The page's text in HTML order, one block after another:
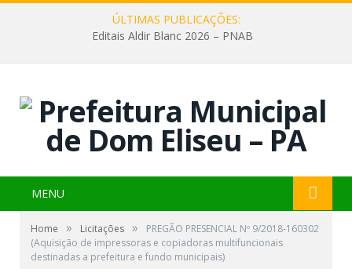
ÚLTIMAS PUBLICAÇÕES:
Editais Aldir Blanc 2026 – PNAB
MENU
Home » Licitações »
PREGÃO PRESENCIAL Nº 9/2018-160302
(Aquisição de impressoras e copiadoras multifuncionais
destinadas a prefeitura e fundo municipais)